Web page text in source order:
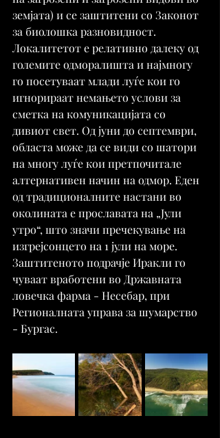
земјата) и се заштитени со Законот
за биолошка разновидност.
Локалитетот е релативно далеку од
големите одморалишта и најмногу
го посетуваат млади луѓе кои го
игнорираат немањето услови за
сметка на комуникацијата со
дивиот свет. Од јуни до септември,
областа може да се види со шатори
на многу луѓе кои претпочитале
алтернативен начин на одмор. Еден
од традиционалните настани во
околината е прославата на „Јули
утро“, што значи пречекување на
изгрејсонцето на 1 јули на море.
Заштитеното подрачје Иракли го
чуваат вработени во Државната
ловечка фарма - Несебар, при
Регионалната управа за шумарство
- Бургас.